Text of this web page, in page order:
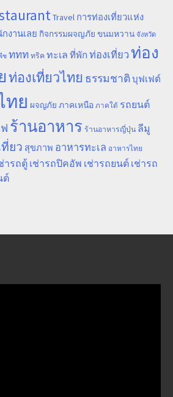
Travel การท่องเที่ยวแห่ง
งานเลย กิจกรรมผจญภัย ขนมหวาน จังหวัด
ช ททท ทริค ทะเล ที่พัก ท่องเที่ยวท่อง
ท่องเที่ยวไทย ธรรมชาติ บุฟเฟต์
ทย ผจญภัย ภาคเหนือ ภาคใต้ รถยนต์
ร้านอาหาร ร้านอาหารญี่ปุ่น ลีมู
ยว สุขภาพ อาหารทะเล อาหารไทย
ารถตู้ เช่ารถปิคอัพ เช่ารถยนต์ เช่ารถ
ต์